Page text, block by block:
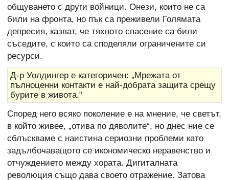
общуването с други войници. Онези, които не са
били на фронта, но пък са преживели Голямата
депресия, казват, че тяхното спасение са били
съседите, с които са споделяли ограничените си
ресурси.
Д-р Уолдингер е категоричен: „Мрежата от
пълноценни контакти е най-добрата защита срещу
бурите в живота.“
Според него всяко поколение е на мнение, че светът,
в който живее, „отива по дяволите“, но днес ние се
сблъскваме с наистина сериозни проблеми като
задълбочаващото се икономическо неравенство и
отчуждението между хората. Дигиталната
революция също дава своето отражение. Затова